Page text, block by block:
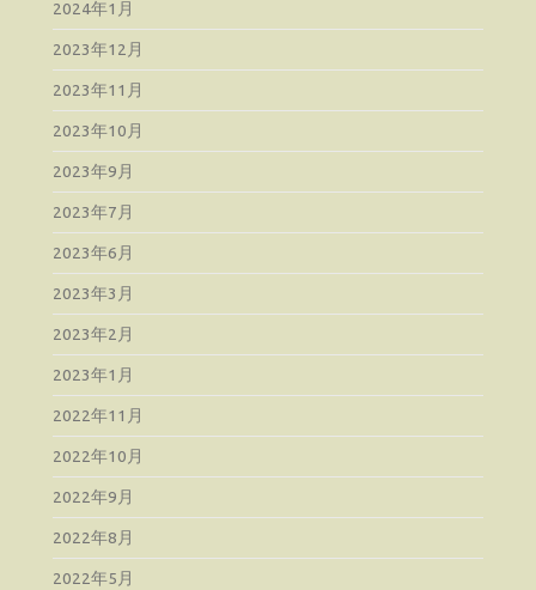
2024年1月
2023年12月
2023年11月
2023年10月
2023年9月
2023年7月
2023年6月
2023年3月
2023年2月
2023年1月
2022年11月
2022年10月
2022年9月
2022年8月
2022年5月